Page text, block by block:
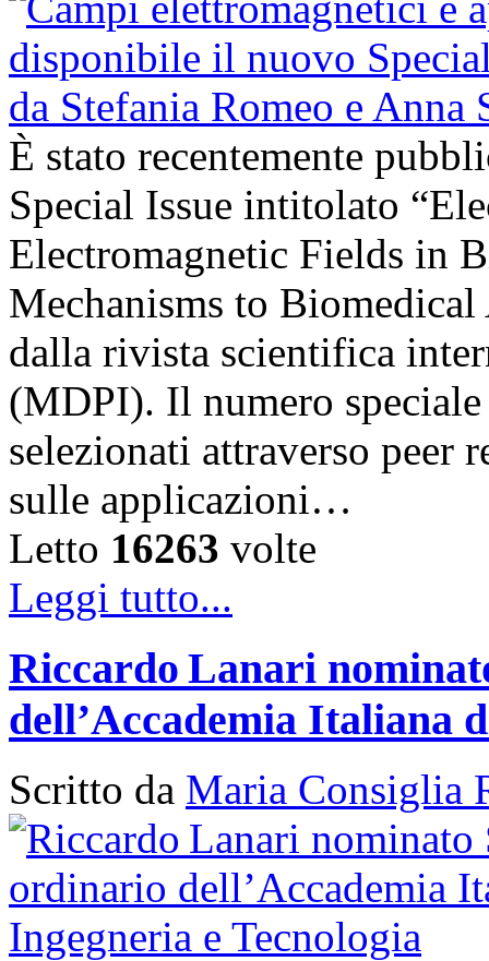
È stato recentemente
Special Issue intitolato
Electromagnetic Fields in
Mechanisms to
dalla rivista scientifica
(MDPI). Il numero
selezionati attraverso peer
sulle applicazioni…
Letto 16263 volte
Leggi tutto...
Riccardo Lanari
dell’Accademia Italiana
Scritto da Maria Consiglia